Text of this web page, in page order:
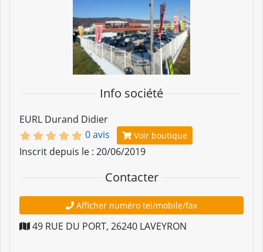
Info société
EURL Durand Didier
0 avis
Voir boutique
Inscrit depuis le : 20/06/2019
Contacter
Afficher numéro tel/mobile/fax
49 RUE DU PORT, 26240 LAVEYRON